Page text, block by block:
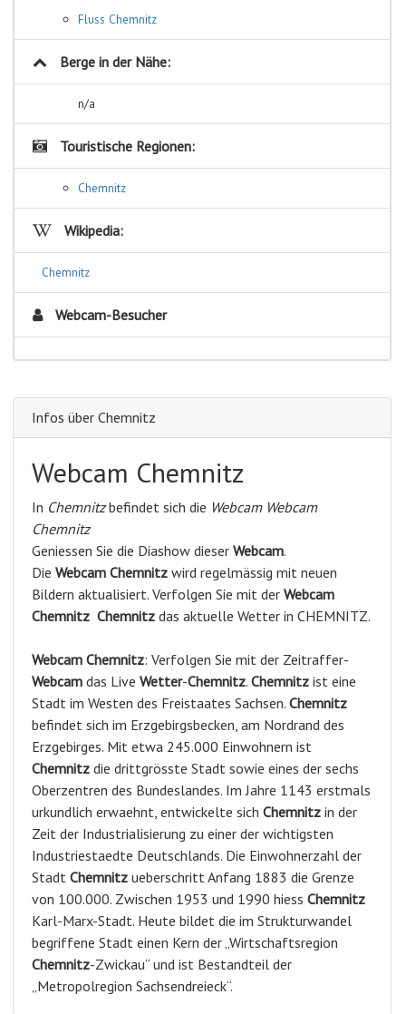
Fluss Chemnitz
Berge in der Nähe:
n/a
Touristische Regionen:
Chemnitz
Wikipedia:
Chemnitz
Webcam-Besucher
Infos über Chemnitz
Webcam Chemnitz
In Chemnitzbefindet sich die Webcam Webcam
Chemnitz
Geniessen Sie die Diashow dieser Webcam.
Die Webcam Chemnitz wird regelmässig mit neuen
Bildern aktualisiert. Verfolgen Sie mit der Webcam
Chemnitz Chemnitz das aktuelle Wetter in CHEMNITZ.
Webcam Chemnitz: Verfolgen Sie mit der Zeitraffer-
Webcam das Live Wetter-Chemnitz. Chemnitz ist eine
Stadt im Westen des Freistaates Sachsen. Chemnitz
befindet sich im Erzgebirgsbecken, am Nordrand des
Erzgebirges. Mit etwa 245.000 Einwohnern ist
Chemnitz die drittgrösste Stadt sowie eines der sechs
Oberzentren des Bundeslandes. Im Jahre 1143 erstmals
urkundlich erwaehnt, entwickelte sich Chemnitz in der
Zeit der Industrialisierung zu einer der wichtigsten
Industriestaedte Deutschlands. Die Einwohnerzahl der
Stadt Chemnitz ueberschritt Anfang 1883 die Grenze
von 100.000. Zwischen 1953 und 1990 hiess Chemnitz
Karl-Marx-Stadt. Heute bildet die im Strukturwandel
begriffene Stadt einen Kern der „Wirtschaftsregion
Chemnitz-Zwickau“ und ist Bestandteil der
„Metropolregion Sachsendreieck“.